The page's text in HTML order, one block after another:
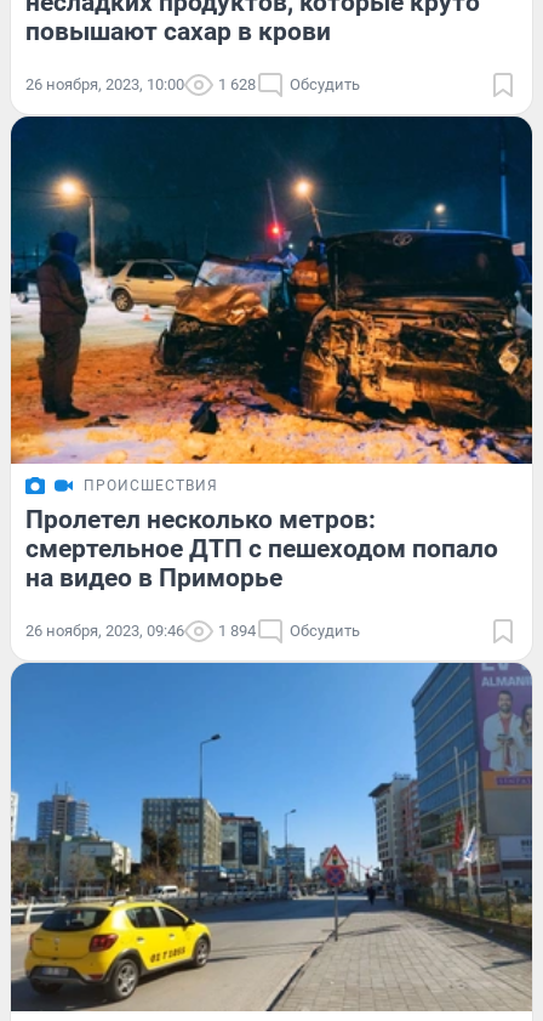
повышают сахар в крови
26 ноября, 2023, 10:00 1 628 Обсудить
ПРОИСШЕСТВИЯ
Пролетел несколько метров:
смертельное ДТП с пешеходом попало
на видео в Приморье
26 ноября, 2023, 09:46 1 894 Обсудить